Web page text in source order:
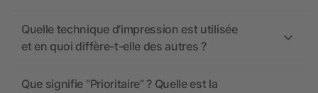
Quelle technique d’impression est utilisée
et en quoi diffère-t-elle des autres ?
Que signifie “Prioritaire” ? Quelle est la